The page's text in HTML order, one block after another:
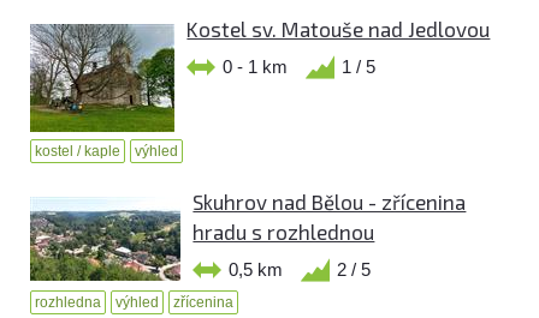
Kostel sv. Matouše nad Jedlovou
0 - 1 km 1 / 5
kostel / kaple výhled
Skuhrov nad Bělou - zřícenina
hradu s rozhlednou
0,5 km 2 / 5
rozhledna výhled zřícenina